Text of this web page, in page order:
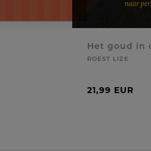
Het goud in
ROEST LIZE
21,99 EUR